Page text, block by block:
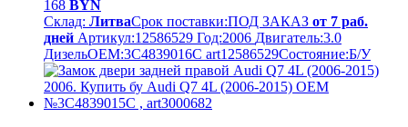
168 BYN
Склад: ЛитваСрок поставки:ПОД ЗАКАЗ от 7 раб.
дней Артикул:12586529 Год:2006 Двигатель:3.0
ДизельOEM:3C4839016C art12586529Cостояние:Б/У